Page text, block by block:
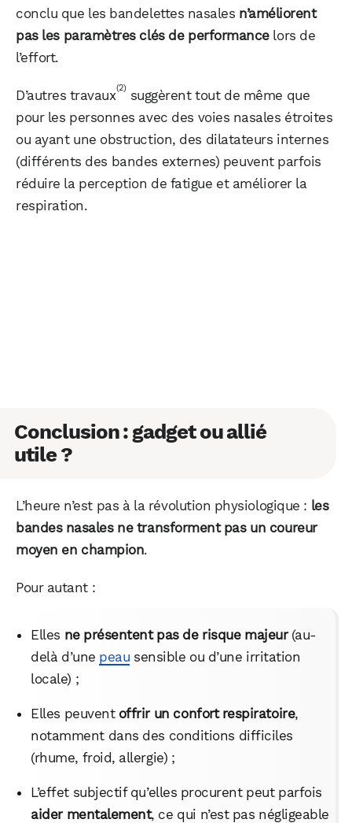
conclu que les bandelettes nasales n’améliorent
pas les paramètres clés de performancelors de
l’effort.
D’autres travaux(2) suggèrent tout de même que
pour les personnes avec des voies nasales étroites
ou ayant une obstruction, des dilatateurs internes
(différents des bandes externes) peuvent parfois
réduire la perception de fatigue et améliorer la
respiration.
Conclusion : gadget ou allié
utile ?
L’heure n’est pas à la révolution physiologique : les
bandes nasales ne transforment pas un coureur
moyen en champion.
Pour autant :
Elles ne présentent pas de risque majeur(au-
delà d’une peau sensible ou d’une irritation
locale) ;
Elles peuvent offrir un confort respiratoire,
notamment dans des conditions difficiles
(rhume, froid, allergie) ;
L’effet subjectif qu’elles procurent peut parfois
aider mentalement, ce qui n’est pas négligeable